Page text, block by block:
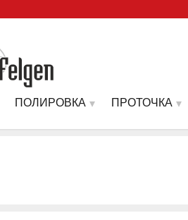
ПОЛИРОВКА ПРОТОЧКА